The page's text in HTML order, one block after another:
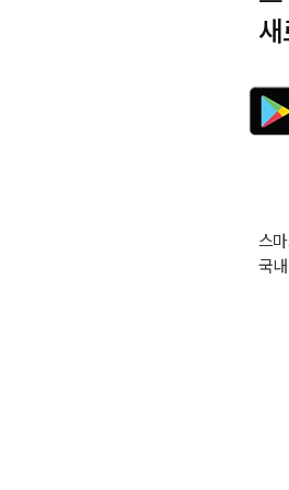
새
스
국